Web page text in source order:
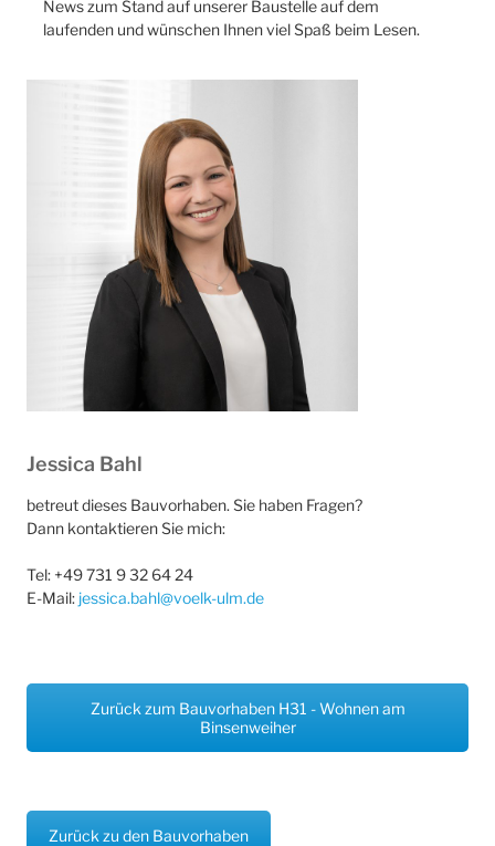
News zum Stand auf unserer Baustelle auf dem
laufenden und wünschen Ihnen viel Spaß beim Lesen.
Jessica Bahl
betreut dieses Bauvorhaben. Sie haben Fragen?
Dann kontaktieren Sie mich:
Tel: +49 731 9 32 64 24
E-Mail: jessica.bahl@voelk-ulm.de
Zurück zum Bauvorhaben H31 - Wohnen am
Binsenweiher
Zurück zu den Bauvorhaben